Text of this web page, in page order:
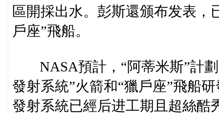
區開採出水。彭斯還颁布发表，
戶座”飛船。
NASA預計，“阿蒂米斯”計劃
發射系統”火箭和“獵戶座”飛船
發射系統已經后进工期且超絲酷